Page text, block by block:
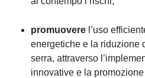
promuovere l’uso
energetiche e la riduzione
serra, attraverso
innovative e la